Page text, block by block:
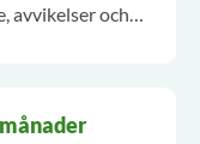
avvikelser och